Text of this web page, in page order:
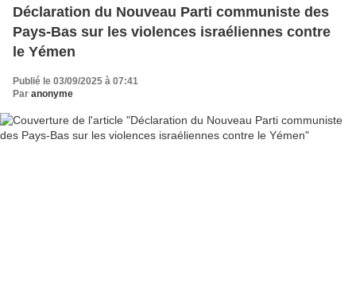
Déclaration du Nouveau Parti communiste des
Pays-Bas sur les violences israéliennes contre
le Yémen
Publié le 03/09/2025 à 07:41
Par anonyme